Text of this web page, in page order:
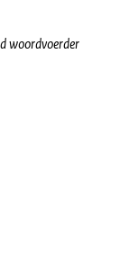
woordvoerder